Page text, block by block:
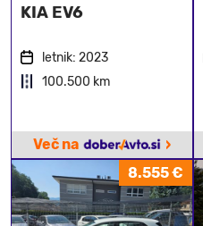
KIA EV6
letnik: 2023
100.500 km
Več na ›
8.555 €